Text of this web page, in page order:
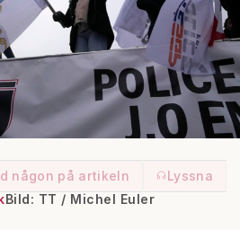
någon på artikeln
Lyssna
Bild: TT / Michel Euler